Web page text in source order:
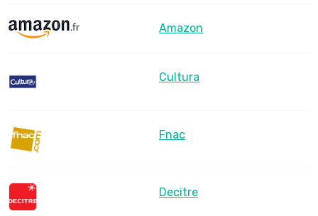
Amazon
Cultura
Fnac
Decitre